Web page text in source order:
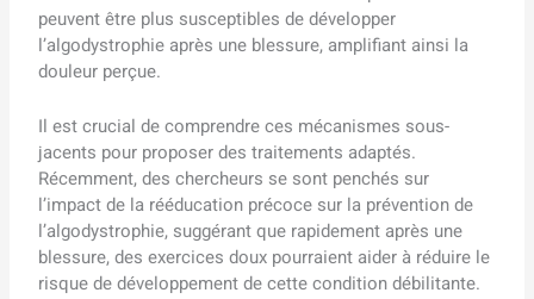
peuvent être plus susceptibles de développer
l’algodystrophie après une blessure, amplifiant ainsi la
douleur perçue.
Il est crucial de comprendre ces mécanismes sous-
jacents pour proposer des traitements adaptés.
Récemment, des chercheurs se sont penchés sur
l’impact de la rééducation précoce sur la prévention de
l’algodystrophie, suggérant que rapidement après une
blessure, des exercices doux pourraient aider à réduire le
risque de développement de cette condition débilitante.